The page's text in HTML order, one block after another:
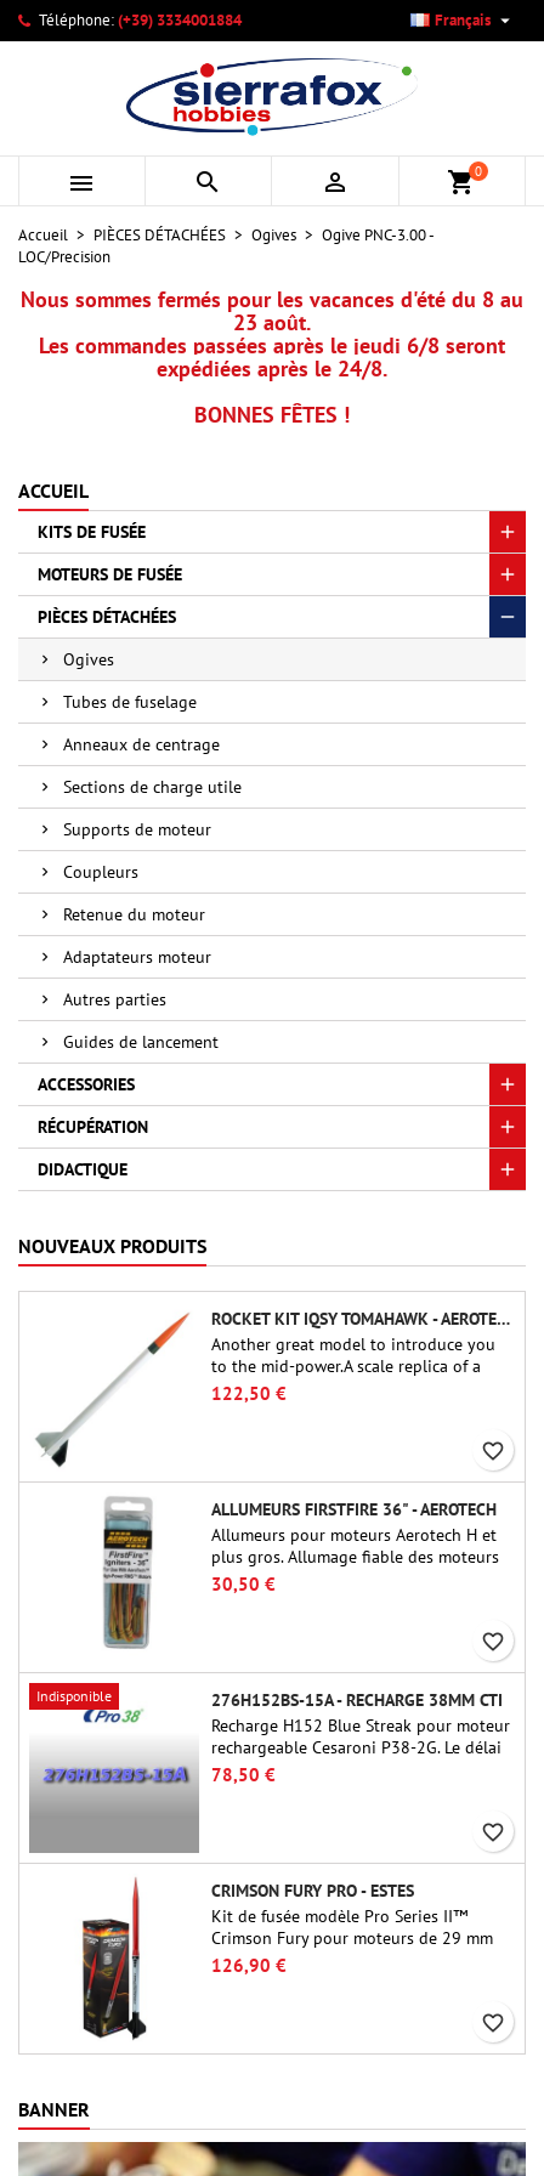
Téléphone:(+39) 3334001884 Français 
   shopping_cart0
Accueil PIÈCES DÉTACHÉES Ogives
Ogive PNC-3.00 -
LOC/Precision
Nous sommes fermés pour les vacances d'été du 8 au
23 août.
Les commandes passées après le jeudi 6/8 seront
expédiées après le 24/8.
BONNES FÊTES !
ACCUEIL
KITS DE FUSÉE
MOTEURS DE FUSÉE
PIÈCES DÉTACHÉES
Ogives
Tubes de fuselage
Anneaux de centrage
Sections de charge utile
Supports de moteur
Coupleurs
Retenue du moteur
Adaptateurs moteur
Autres parties
Guides de lancement
ACCESSORIES
RÉCUPÉRATION
DIDACTIQUE
NOUVEAUX PRODUITS
ROCKET KIT IQSY TOMAHAWK - AEROTECH
Another great model to introduce you
to the mid-power.A scale replica of a
famous sounding rocket, small in size
and peefect to move to higher-level kits.
122,50 €
favorite_border
ALLUMEURS FIRSTFIRE 36" - AEROTECH
Allumeurs pour moteurs Aerotech H et
plus gros. Allumage fiable des moteurs
jusqu'à 91 cm de longu
30,50 €
favorite_border
Indisponible
276H152BS-15A - RECHARGE 38MM CTI
Recharge H152 Blue Streak pour moteur
rechargeable Cesaroni P38-2G. Le délai
de 15 secondes est réglable via l'outil
ProDAT 38
78,50 €
favorite_border
CRIMSON FURY PRO - ESTES
Kit de fusée modèle Pro Series II™
Crimson Fury pour moteurs de 29 mm
de type E, F et G. Conçu pour les
fuséologues confirmés, le Crimson Fury
126,90 €
favorite_border
BANNER
Mes listes d'envies ×
Créer une nouvelle liste
Créer une liste d'envies ×
Nom de la liste d'envies
Annuler Créer une liste d'envies
Connexion ×
Vous devez être connecté pour ajouter des produits à votre
liste d'envies.
Annuler Connexion